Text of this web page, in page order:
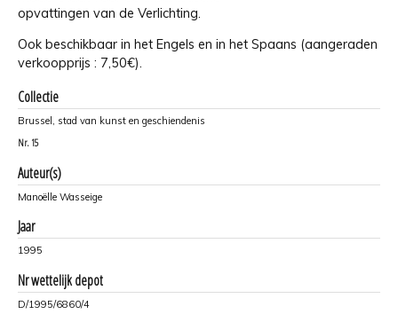
opvattingen van de Verlichting.
Ook beschikbaar in het Engels en in het Spaans (aangeraden
verkoopprijs : 7,50€).
Collectie
Brussel, stad van kunst en geschiendenis
Nr. 15
Auteur(s)
Manoëlle Wasseige
Jaar
1995
Nr wettelijk depot
D/1995/6860/4